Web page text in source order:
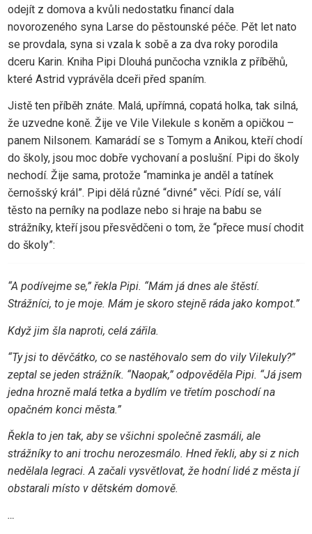
odejít z domova a kvůli nedostatku financí dala
novorozeného syna Larse do pěstounské péče. Pět let nato
se provdala, syna si vzala k sobě a za dva roky porodila
dceru Karin. Kniha Pipi Dlouhá punčocha vznikla z příběhů,
které Astrid vyprávěla dceři před spaním.
Jistě ten příběh znáte. Malá, upřímná, copatá holka, tak silná,
že uzvedne koně. Žije ve Vile Vilekule s koněm a opičkou –
panem Nilsonem. Kamarádí se s Tomym a Anikou, kteří chodí
do školy, jsou moc dobře vychovaní a poslušní. Pipi do školy
nechodí. Žije sama, protože “maminka je anděl a tatínek
černošský král”. Pipi dělá různé “divné” věci. Pídí se, válí
těsto na perníky na podlaze nebo si hraje na babu se
strážníky, kteří jsou přesvědčeni o tom, že “přece musí chodit
do školy”:
“A podívejme se,” řekla Pipi. “Mám já dnes ale štěstí.
Strážníci, to je moje. Mám je skoro stejně ráda jako kompot.”
Když jim šla naproti, celá zářila.
“Ty jsi to děvčátko, co se nastěhovalo sem do vily Vilekuly?”
zeptal se jeden strážník. “Naopak,” odpověděla Pipi. “Já jsem
jedna hrozně malá tetka a bydlím ve třetím poschodí na
opačném konci města.”
Řekla to jen tak, aby se všichni společně zasmáli, ale
strážníky to ani trochu nerozesmálo. Hned řekli, aby si z nich
nedělala legraci. A začali vysvětlovat, že hodní lidé z města jí
obstarali místo v dětském domově.
…